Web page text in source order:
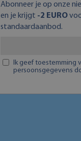
Abonneer je op onze
en je krijgt -2 EURO
standaardaanbod.
Ik geef toestemming
persoonsgegevens